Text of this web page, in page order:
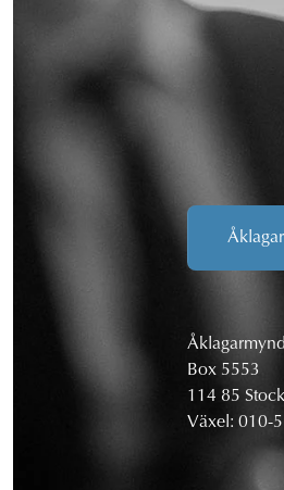
Box 5553
114 85
Växel: 010-